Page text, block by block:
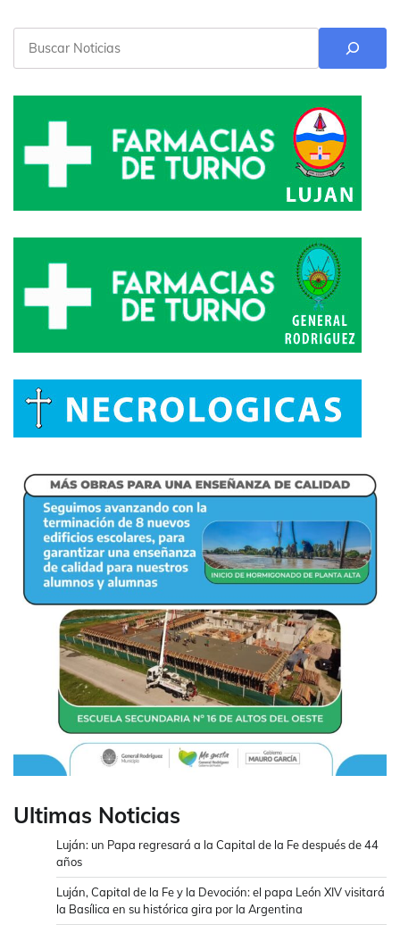
Ultimas Noticias
Luján: un Papa regresará a la Capital de la Fe después de 44
años
Luján, Capital de la Fe y la Devoción: el papa León XIV visitará
la Basílica en su histórica gira por la Argentina